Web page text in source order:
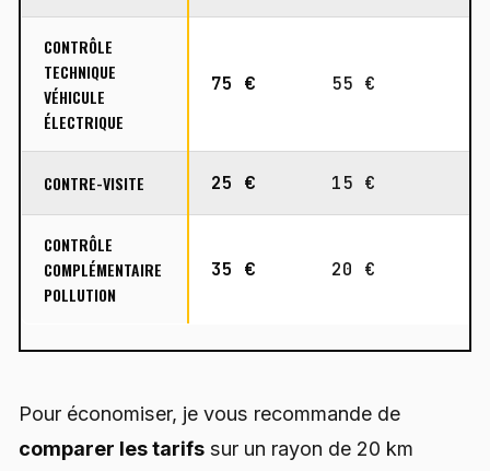
CONTRÔLE
TECHNIQUE
VÉHICULE
ÉLECTRIQUE
75 € 55 €
CONTRE-VISITE 25 € 15 €
CONTRÔLE
COMPLÉMENTAIRE
POLLUTION
35 € 20 €
Pour économiser, je vous recommande de
comparer les tarifs sur un rayon de 20 km